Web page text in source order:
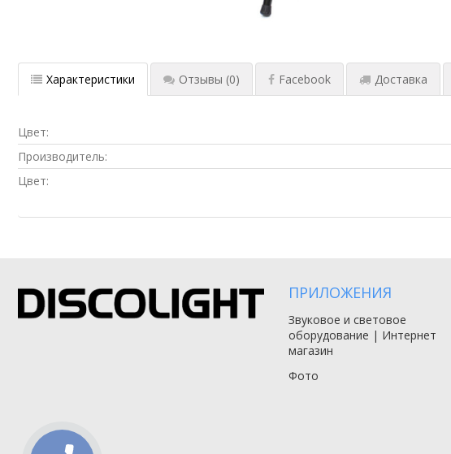
Характеристики Отзывы (0) Facebook Доставка
Цвет:
Производитель:
Цвет:
ПРИЛОЖЕНИЯ
Звуковое и световое
оборудование | Интернет
магазин
Фото